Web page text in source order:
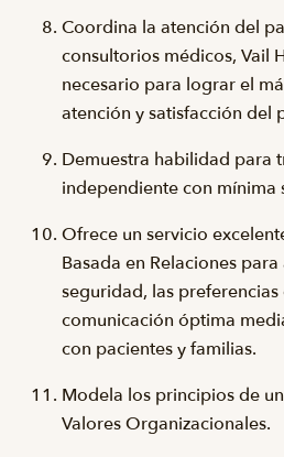
Coordina la atención del
consultorios médicos, Vail
necesario para lograr el
atención y satisfacción del
Demuestra habilidad para
independiente con mínima
Ofrece un servicio
Basada en Relaciones
seguridad, las
comunicación óptima
con pacientes y familias.
Modela los principios de
Valores Organizacionales.